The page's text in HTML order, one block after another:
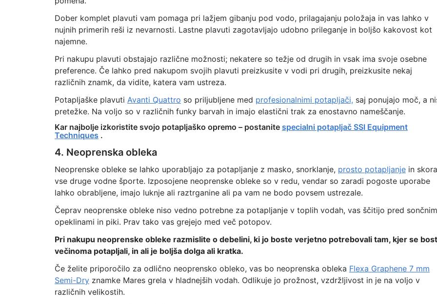
Dober komplet plavuti vam pomaga pri lažjem gibanju pod vodo, prilagajanju položaja in vas lahko v
nujnih primerih reši iz nevarnosti. Lastne plavuti zagotavljajo udobno prileganje in boljšo kakovost kot
najemne.
Pri nakupu plavuti obstajajo različne možnosti; nekatere so težje od drugih in vsak ima svoje osebne
preference. Če lahko pred nakupom svojih plavuti preizkusite v vodi pri drugih, preizkusite nekaj
različnih znamk, da vidite, katera vam ustreza.
Potapljaške plavuti Avanti Quattro so priljubljene med profesionalnimi potapljači, saj ponujajo moč, a
pretežke. Na voljo so v različnih funky barvah in imajo elastični trak za enostavno nameščanje.
Kar najbolje izkoristite svojo potapljaško opremo – postanite specialni potapljač SSI Equipment
Techniques .
4. Neoprenska obleka
Neoprenske obleke se lahko uporabljajo za potapljanje z masko, snorklanje, prosto potapljanjein
vse druge vodne športe. Izposojene neoprenske obleke so v redu, vendar so zaradi pogoste uporabe
lahko obrabljene, imajo luknje ali raztrganine ali pa vam ne bodo povsem ustrezale.
Čeprav neoprenske obleke niso vedno potrebne za potapljanje v toplih vodah, vas ščitijo pred
opeklinami in piki. Prav tako vas grejejo med več potopov.
Pri nakupu neoprenske obleke razmislite o debelini, ki jo boste verjetno potrebovali tam, kjer se
večinoma potapljali, in ali je boljša dolga ali kratka.
Če želite priporočilo za odlično neoprensko obleko, vas bo neoprenska obleka Flexa Graphene 7 mm
Semi-Dryznamke Mares grela v hladnejših vodah. Odlikuje jo prožnost, vzdržljivost in je na voljo v
različnih velikostih.